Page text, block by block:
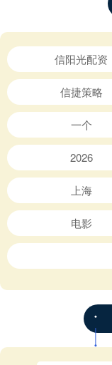
信阳光配资
信捷策略
一个
2026
上海
电影